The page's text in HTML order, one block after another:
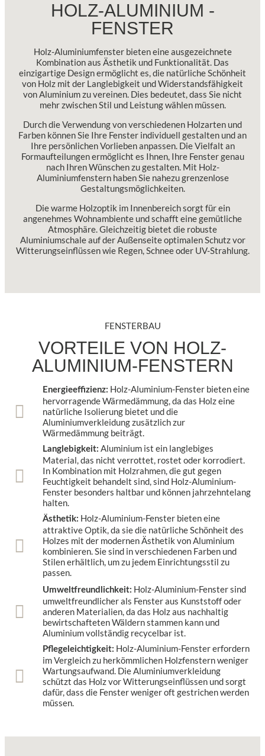
HOLZ-ALUMINIUM -
FENSTER
Holz-Aluminiumfenster bieten eine ausgezeichnete
Kombination aus Ästhetik und Funktionalität. Das
einzigartige Design ermöglicht es, die natürliche Schönheit
von Holz mit der Langlebigkeit und Widerstandsfähigkeit
von Aluminium zu vereinen. Dies bedeutet, dass Sie nicht
mehr zwischen Stil und Leistung wählen müssen.
Durch die Verwendung von verschiedenen Holzarten und
Farben können Sie Ihre Fenster individuell gestalten und an
Ihre persönlichen Vorlieben anpassen. Die Vielfalt an
Formaufteilungen ermöglicht es Ihnen, Ihre Fenster genau
nach Ihren Wünschen zu gestalten. Mit Holz-
Aluminiumfenstern haben Sie nahezu grenzenlose
Gestaltungsmöglichkeiten.
Die warme Holzoptik im Innenbereich sorgt für ein
angenehmes Wohnambiente und schafft eine gemütliche
Atmosphäre. Gleichzeitig bietet die robuste
Aluminiumschale auf der Außenseite optimalen Schutz vor
Witterungseinflüssen wie Regen, Schnee oder UV-Strahlung.
FENSTERBAU
VORTEILE VON HOLZ-
ALUMINIUM-FENSTERN
Energieeffizienz: Holz-Aluminium-Fenster bieten eine
hervorragende Wärmedämmung, da das Holz eine
natürliche Isolierung bietet und die
Aluminiumverkleidung zusätzlich zur
Wärmedämmung beiträgt.
Langlebigkeit: Aluminium ist ein langlebiges
Material, das nicht verrottet, rostet oder korrodiert.
In Kombination mit Holzrahmen, die gut gegen
Feuchtigkeit behandelt sind, sind Holz-Aluminium-
Fenster besonders haltbar und können jahrzehntelang
halten.
Ästhetik: Holz-Aluminium-Fenster bieten eine
attraktive Optik, da sie die natürliche Schönheit des
Holzes mit der modernen Ästhetik von Aluminium
kombinieren. Sie sind in verschiedenen Farben und
Stilen erhältlich, um zu jedem Einrichtungsstil zu
passen.
Umweltfreundlichkeit: Holz-Aluminium-Fenster sind
umweltfreundlicher als Fenster aus Kunststoff oder
anderen Materialien, da das Holz aus nachhaltig
bewirtschafteten Wäldern stammen kann und
Aluminium vollständig recycelbar ist.
Pflegeleichtigkeit: Holz-Aluminium-Fenster erfordern
im Vergleich zu herkömmlichen Holzfenstern weniger
Wartungsaufwand. Die Aluminiumverkleidung
schützt das Holz vor Witterungseinflüssen und sorgt
dafür, dass die Fenster weniger oft gestrichen werden
müssen.